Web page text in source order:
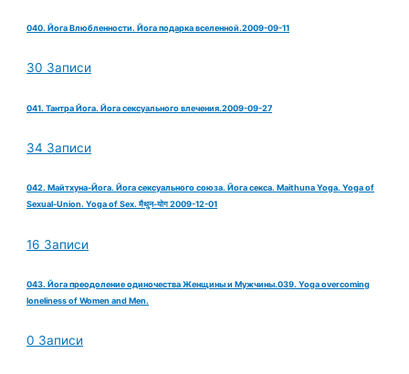
040. Йога Влюбленности. Йога подарка вселенной.2009-09-11
30 Записи
041. Тантра Йога. Йога сексуального влечения.2009-09-27
34 Записи
042. Майтхуна-Йога. Йога сексуального союза. Йога секса. Maithuna Yoga. Yoga of
Sexual-Union. Yoga of Sex. मैथुन-योग 2009-12-01
16 Записи
043. Йога преодоление одиночества Женщины и Мужчины.039. Yoga overcoming
loneliness of Women and Men.
0 Записи